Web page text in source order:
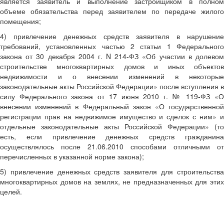
объеме обязательства перед заявителем по передаче жилого
помещения;
4) привлечение денежных средств заявителя в нарушение
требований, установленных частью 2 статьи 1 Федерального
закона от 30 декабря 2004 г. N 214-ФЗ «Об участии в долевом
строительстве многоквартирных домов и иных объектов
недвижимости и о внесении изменений в некоторые
законодательные акты Российской Федерации» после вступления в
силу Федерального закона от 17 июня 2010 г. № 119-ФЗ «О
внесении изменений в Федеральный закон «О государственной
регистрации прав на недвижимое имущество и сделок с ним» и
отдельные законодательные акты Российской Федерации» (то
есть, если привлечение денежных средств гражданина
осуществлялось после 21.06.2010 способами отличными от
перечисленных в указанной норме закона);
5) привлечение денежных средств заявителя для строительства
многоквартирных домов на землях, не предназначенных для этих
целей.